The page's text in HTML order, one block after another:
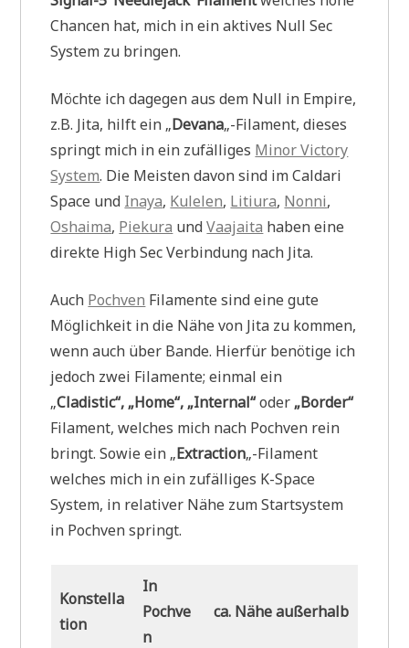
Chancen hat, mich in ein aktives Null Sec
System zu bringen.
Möchte ich dagegen aus dem Null in Empire,
z.B. Jita, hilft ein „Devana„-Filament, dieses
springt mich in ein zufälliges Minor Victory
System. Die Meisten davon sind im Caldari
Space und Inaya, Kulelen, Litiura, Nonni,
Oshaima, Piekura undVaajaita haben eine
direkte High Sec Verbindung nach Jita.
Auch Pochven Filamente sind eine gute
Möglichkeit in die Nähe von Jita zu kommen,
wenn auch über Bande. Hierfür benötige ich
jedoch zwei Filamente; einmal ein
„Cladistic“, „Home“, „Internal“oder „Border“
Filament, welches mich nach Pochven rein
bringt. Sowie ein „Extraction„-Filament
welches mich in ein zufälliges K-Space
System, in relativer Nähe zum Startsystem
in Pochven springt.
Konstella
tion
In
Pochve
n
ca. Nähe außerhalb